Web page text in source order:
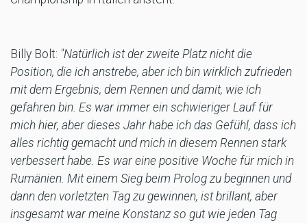
Billy Bolt: "Natürlich ist der zweite Platz nicht die
Position, die ich anstrebe, aber ich bin wirklich zufrieden
mit dem Ergebnis, dem Rennen und damit, wie ich
gefahren bin. Es war immer ein schwieriger Lauf für
mich hier, aber dieses Jahr habe ich das Gefühl, dass ich
alles richtig gemacht und mich in diesem Rennen stark
verbessert habe. Es war eine positive Woche für mich in
Rumänien. Mit einem Sieg beim Prolog zu beginnen und
dann den vorletzten Tag zu gewinnen, ist brillant, aber
insgesamt war meine Konstanz so gut wie jeden Tag